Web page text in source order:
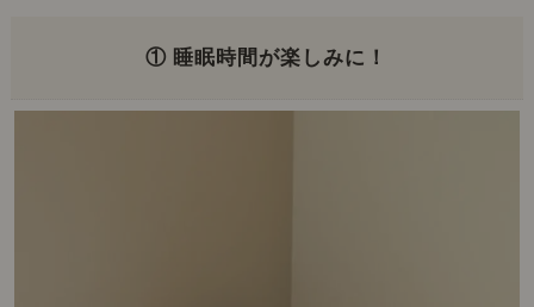
① 睡眠時間が楽しみに！